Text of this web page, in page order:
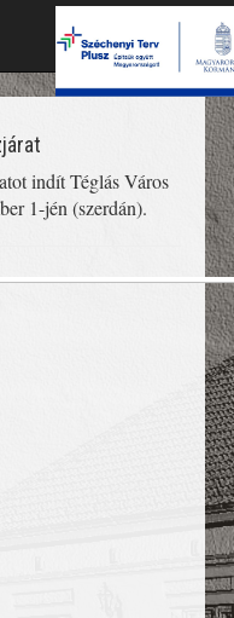
indít Téglás Város
1-jén (szerdán).